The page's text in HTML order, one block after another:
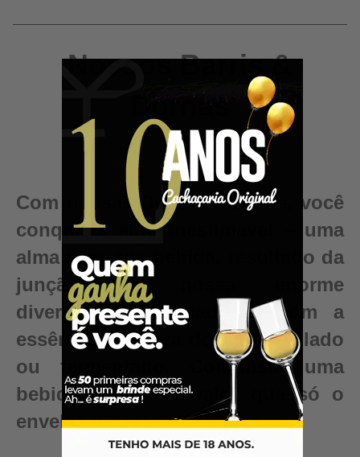
Nossos Barris &
Dornas
Com nossas Dornas e Barris, você
conquista algo inestimável – uma
alma para sua bebida, resultado da
junção da nossa enorme
diversidade de madeiras com a
essência e pureza do seu destilado
ou fermentado. Conquiste uma
bebida autêntica, valor que só o
envelhecimento pode criar.